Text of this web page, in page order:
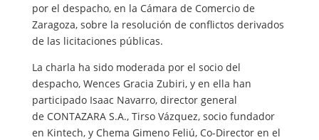
por el despacho, en la Cámara de Comercio de
Zaragoza, sobre la resolución de conflictos derivados
de las licitaciones públicas.
La charla ha sido moderada por el socio del
despacho, Wences Gracia Zubiri, y en ella han
participado Isaac Navarro, director general
de CONTAZARA S.A., Tirso Vázquez, socio fundador
en Kintech, y Chema Gimeno Feliú, Co-Director en el